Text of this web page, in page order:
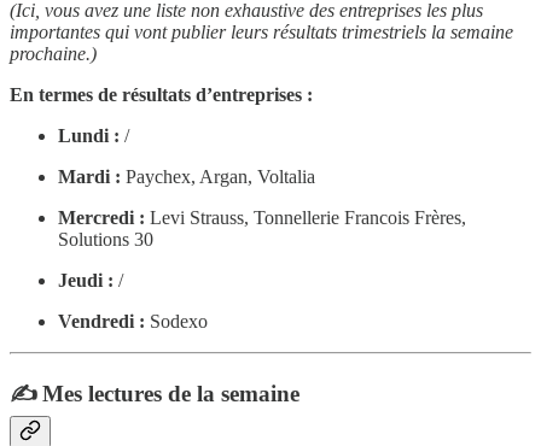
(Ici, vous avez une liste non exhaustive des entreprises les plus
importantes qui vont publier leurs résultats trimestriels la semaine
prochaine.)
En termes de résultats d’entreprises :
Lundi : /
Mardi : Paychex, Argan, Voltalia
Mercredi : Levi Strauss, Tonnellerie Francois Frères,
Solutions 30
Jeudi : /
Vendredi : Sodexo
✍️ Mes lectures de la semaine